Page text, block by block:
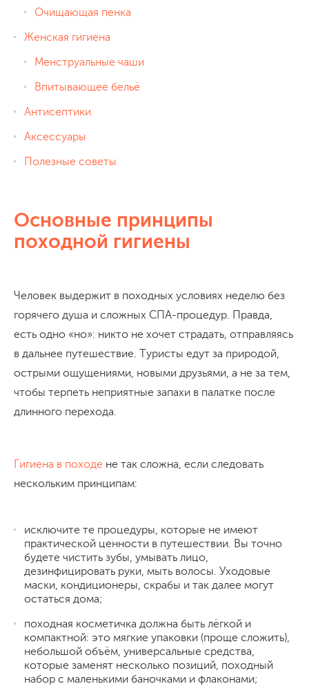
Очищающая пенка
Женская гигиена
Менструальные чаши
Впитывающее бельё
Антисептики
Аксессуары
Полезные советы
Основные принципы
походной гигиены
Человек выдержит в походных условиях неделю без
горячего душа и сложных СПА-процедур. Правда,
есть одно «но»: никто не хочет страдать, отправляясь
в дальнее путешествие. Туристы едут за природой,
острыми ощущениями, новыми друзьями, а не за тем,
чтобы терпеть неприятные запахи в палатке после
длинного перехода.
Гигиена в походе не так сложна, если следовать
нескольким принципам:
исключите те процедуры, которые не имеют
практической ценности в путешествии. Вы точно
будете чистить зубы, умывать лицо,
дезинфицировать руки, мыть волосы. Уходовые
маски, кондиционеры, скрабы и так далее могут
остаться дома;
походная косметичка должна быть лёгкой и
компактной: это мягкие упаковки (проще сложить),
небольшой объём, универсальные средства,
которые заменят несколько позиций, походный
набор с маленькими баночками и флаконами;